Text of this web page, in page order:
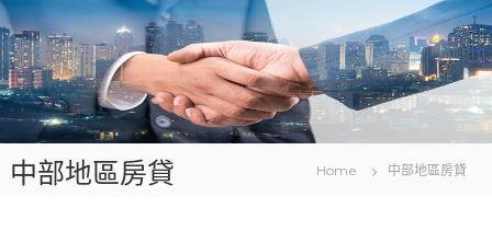
o
c
o
n
t
e
n
中部地區房貸 Home 中部地區房貸